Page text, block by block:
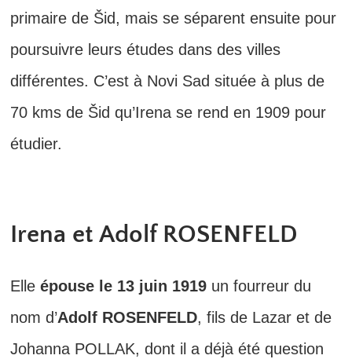
primaire de Šid, mais se séparent ensuite pour
poursuivre leurs études dans des villes
différentes. C’est à Novi Sad située à plus de
70 kms de Šid qu’Irena se rend en 1909 pour
étudier.
Irena et Adolf ROSENFELD
Elle épouse le 13 juin 1919un fourreur du
nom d’Adolf ROSENFELD, fils de Lazar et de
Johanna POLLAK, dont il a déjà été question